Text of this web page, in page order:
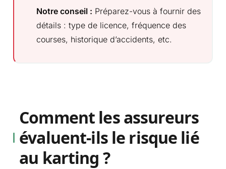
Notre conseil : Préparez-vous à fournir des
détails : type de licence, fréquence des
courses, historique d’accidents, etc.
Comment les assureurs
évaluent-ils le risque lié
au karting ?